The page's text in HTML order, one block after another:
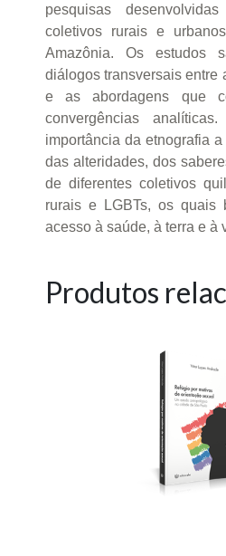
pesquisas
coletivos rurais e
Amazônia. Os estudos
diálogos transversais entre
e as abordagens que
convergências
importância da etnografia
das alteridades, dos
de diferentes coletivos
rurais e LGBTs, os quais
acesso à saúde, à terra e à
Produtos